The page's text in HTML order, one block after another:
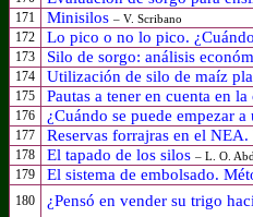
171 Minisilos – V. Scribano
172 Lo pico o no lo pico.
173 Silo de sorgo: análisis
174 Utilización de silo de maíz
175 Pautas a tener en cuenta en
176 ¿Cuándo se puede empezar
177 Reservas forrajras en el NEA.
178 El tapado de los silos – L. O.
179 El sistema de embolsado.
180 ¿Pensó en vender su trigo